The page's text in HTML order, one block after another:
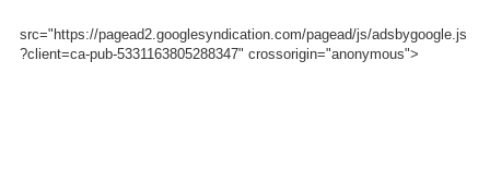
src="https://pagead2.googlesyndication.com/pagead/js/adsbygoogle.js
?client=ca-pub-5331163805288347" crossorigin="anonymous">